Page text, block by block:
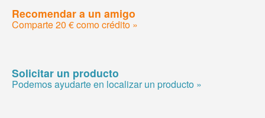
Recomendar a un amigo
Comparte 20 € como crédito »
Solicitar un producto
Podemos ayudarte en localizar un producto »